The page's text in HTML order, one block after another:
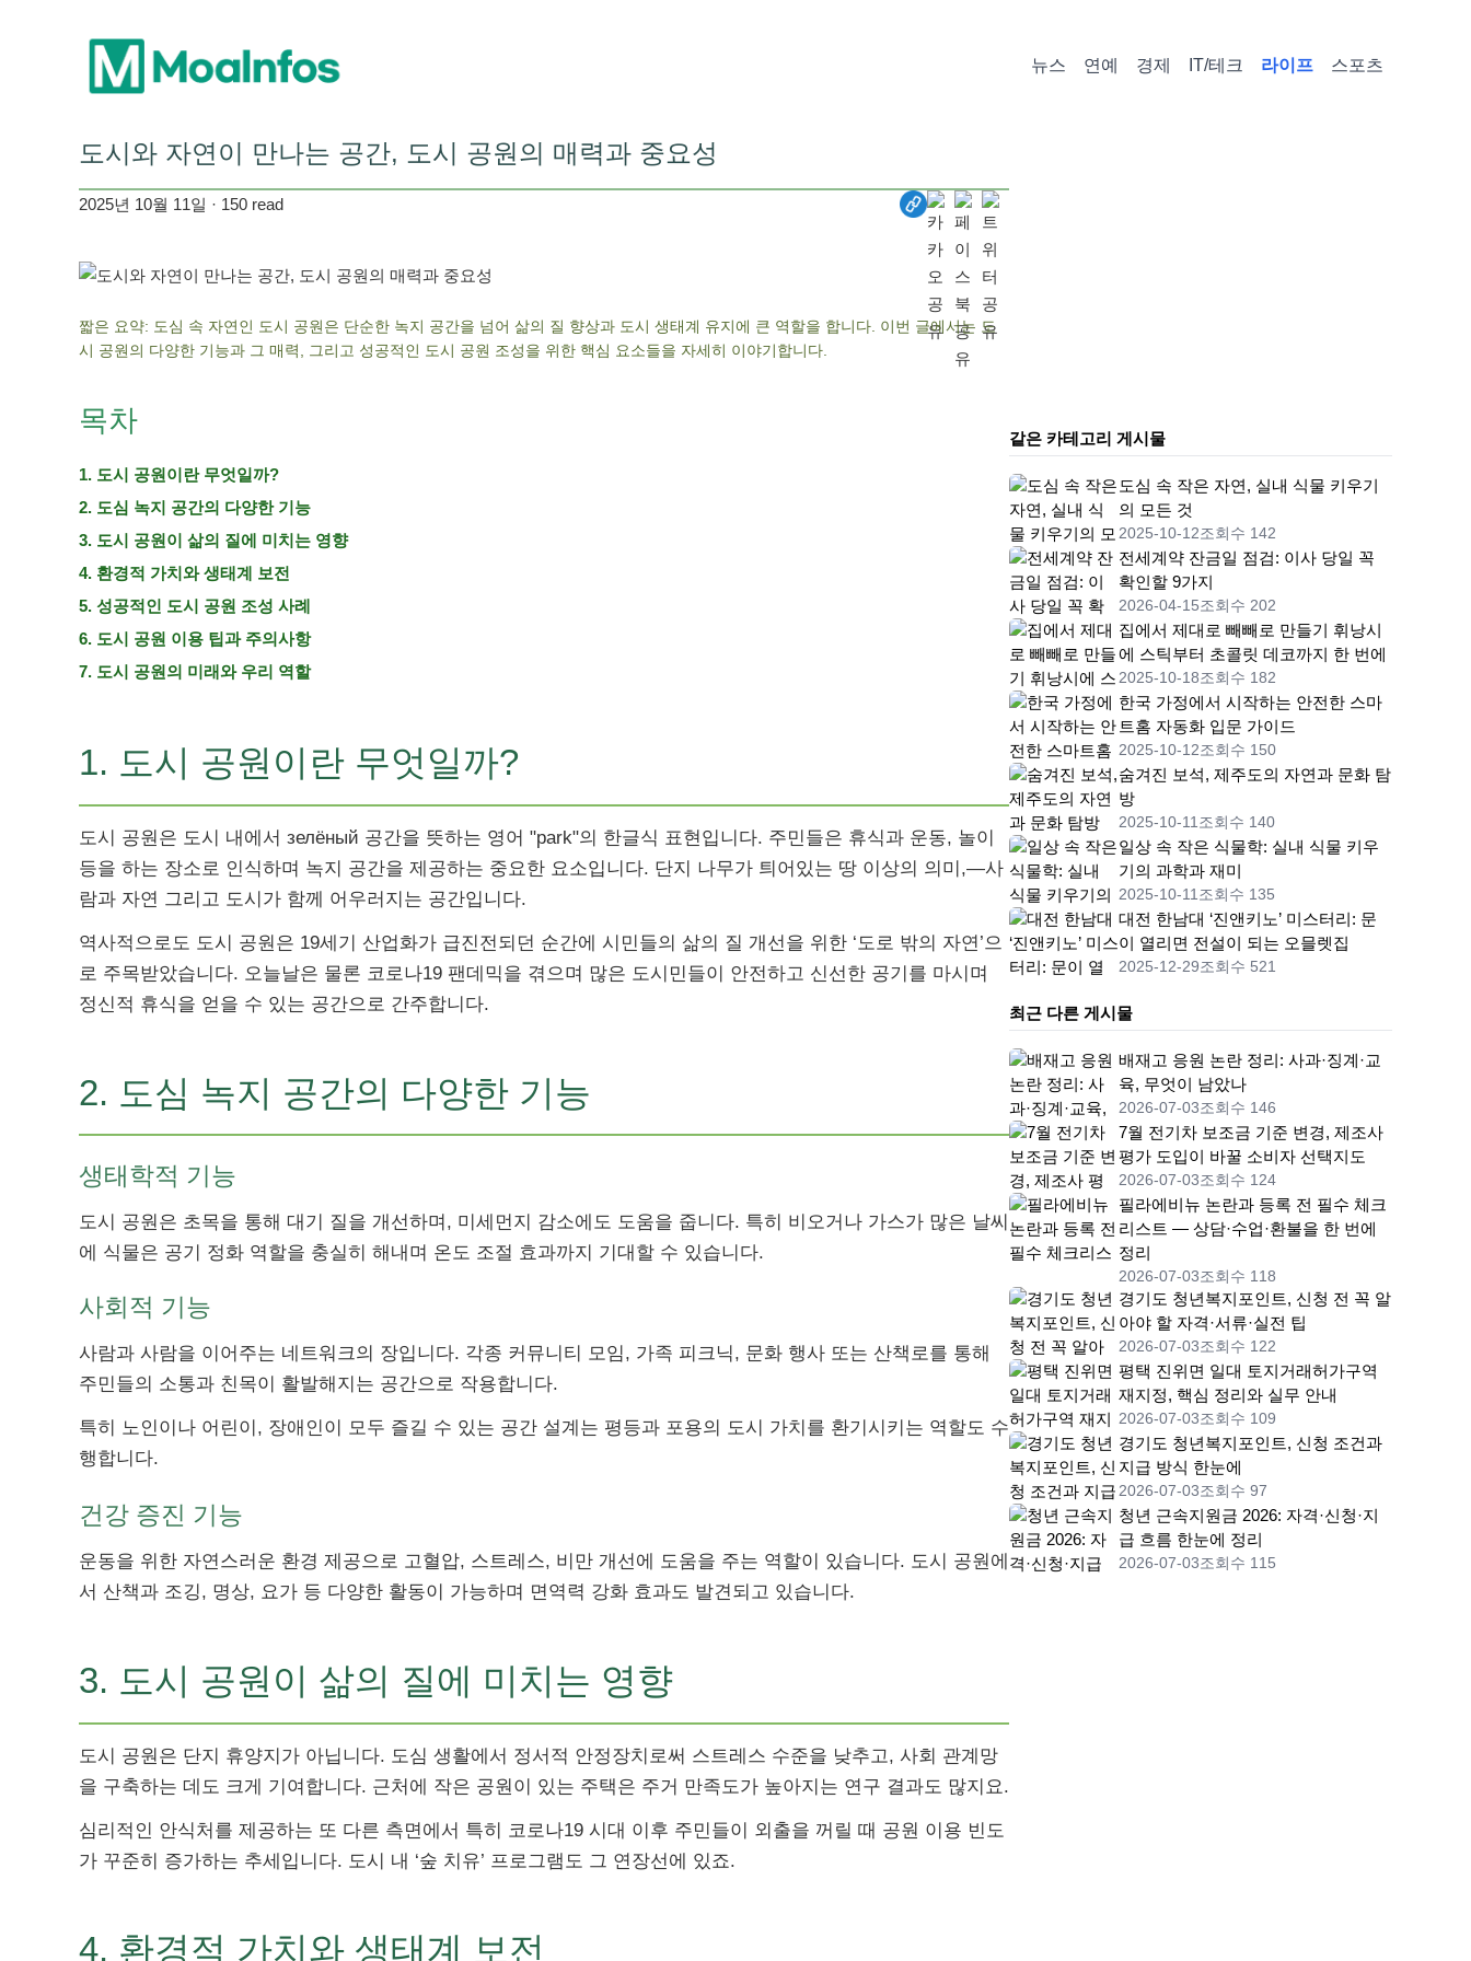
뉴스 연예 경제 IT/테크 라이프 스포츠
도시와 자연이 만나는 공간, 도시 공원의 매력과 중요성
2025년 10월 11일 · 150 read
짧은 요약: 도심 속 자연인 도시 공원은 단순한 녹지 공간을 넘어 삶의 질 향상과 도시 생태계 유지에 큰 역할을 합니다. 이번 글에서는 도
시 공원의 다양한 기능과 그 매력, 그리고 성공적인 도시 공원 조성을 위한 핵심 요소들을 자세히 이야기합니다.
목차
1. 도시 공원이란 무엇일까?
2. 도심 녹지 공간의 다양한 기능
3. 도시 공원이 삶의 질에 미치는 영향
4. 환경적 가치와 생태계 보전
5. 성공적인 도시 공원 조성 사례
6. 도시 공원 이용 팁과 주의사항
7. 도시 공원의 미래와 우리 역할
1. 도시 공원이란 무엇일까?
도시 공원은 도시 내에서 зелëный 공간을 뜻하는 영어 "park"의 한글식 표현입니다. 주민들은 휴식과 운동, 놀이
등을 하는 장소로 인식하며 녹지 공간을 제공하는 중요한 요소입니다. 단지 나무가 틔어있는 땅 이상의 의미,—사
람과 자연 그리고 도시가 함께 어우러지는 공간입니다.
역사적으로도 도시 공원은 19세기 산업화가 급진전되던 순간에 시민들의 삶의 질 개선을 위한 ‘도로 밖의 자연’으
로 주목받았습니다. 오늘날은 물론 코로나19 팬데믹을 겪으며 많은 도시민들이 안전하고 신선한 공기를 마시며
정신적 휴식을 얻을 수 있는 공간으로 간주합니다.
2. 도심 녹지 공간의 다양한 기능
생태학적 기능
도시 공원은 초목을 통해 대기 질을 개선하며, 미세먼지 감소에도 도움을 줍니다. 특히 비오거나 가스가 많은 날씨
에 식물은 공기 정화 역할을 충실히 해내며 온도 조절 효과까지 기대할 수 있습니다.
사회적 기능
사람과 사람을 이어주는 네트워크의 장입니다. 각종 커뮤니티 모임, 가족 피크닉, 문화 행사 또는 산책로를 통해
주민들의 소통과 친목이 활발해지는 공간으로 작용합니다.
특히 노인이나 어린이, 장애인이 모두 즐길 수 있는 공간 설계는 평등과 포용의 도시 가치를 환기시키는 역할도 수
행합니다.
건강 증진 기능
운동을 위한 자연스러운 환경 제공으로 고혈압, 스트레스, 비만 개선에 도움을 주는 역할이 있습니다. 도시 공원에
서 산책과 조깅, 명상, 요가 등 다양한 활동이 가능하며 면역력 강화 효과도 발견되고 있습니다.
3. 도시 공원이 삶의 질에 미치는 영향
도시 공원은 단지 휴양지가 아닙니다. 도심 생활에서 정서적 안정장치로써 스트레스 수준을 낮추고, 사회 관계망
을 구축하는 데도 크게 기여합니다. 근처에 작은 공원이 있는 주택은 주거 만족도가 높아지는 연구 결과도 많지요.
심리적인 안식처를 제공하는 또 다른 측면에서 특히 코로나19 시대 이후 주민들이 외출을 꺼릴 때 공원 이용 빈도
가 꾸준히 증가하는 추세입니다. 도시 내 ‘숲 치유’ 프로그램도 그 연장선에 있죠.
4. 환경적 가치와 생태계 보전
같은 카테고리 게시물
도심 속 작은 자연, 실내 식물 키우기
의 모든 것
2025-10-12조회수 142
전세계약 잔금일 점검: 이사 당일 꼭
확인할 9가지
2026-04-15조회수 202
집에서 제대로 빼빼로 만들기 휘낭시
에 스틱부터 초콜릿 데코까지 한 번에
2025-10-18조회수 182
한국 가정에서 시작하는 안전한 스마
트홈 자동화 입문 가이드
2025-10-12조회수 150
숨겨진 보석, 제주도의 자연과 문화 탐
방
2025-10-11조회수 140
일상 속 작은 식물학: 실내 식물 키우
기의 과학과 재미
2025-10-11조회수 135
대전 한남대 ‘진앤키노’ 미스터리: 문
이 열리면 전설이 되는 오믈렛집
2025-12-29조회수 521
최근 다른 게시물
배재고 응원 논란 정리: 사과·징계·교
육, 무엇이 남았나
2026-07-03조회수 146
7월 전기차 보조금 기준 변경, 제조사
평가 도입이 바꿀 소비자 선택지도
2026-07-03조회수 124
필라에비뉴 논란과 등록 전 필수 체크
리스트 — 상담·수업·환불을 한 번에
정리
2026-07-03조회수 118
경기도 청년복지포인트, 신청 전 꼭 알
아야 할 자격·서류·실전 팁
2026-07-03조회수 122
평택 진위면 일대 토지거래허가구역
재지정, 핵심 정리와 실무 안내
2026-07-03조회수 109
경기도 청년복지포인트, 신청 조건과
지급 방식 한눈에
2026-07-03조회수 97
청년 근속지원금 2026: 자격·신청·지
급 흐름 한눈에 정리
2026-07-03조회수 115